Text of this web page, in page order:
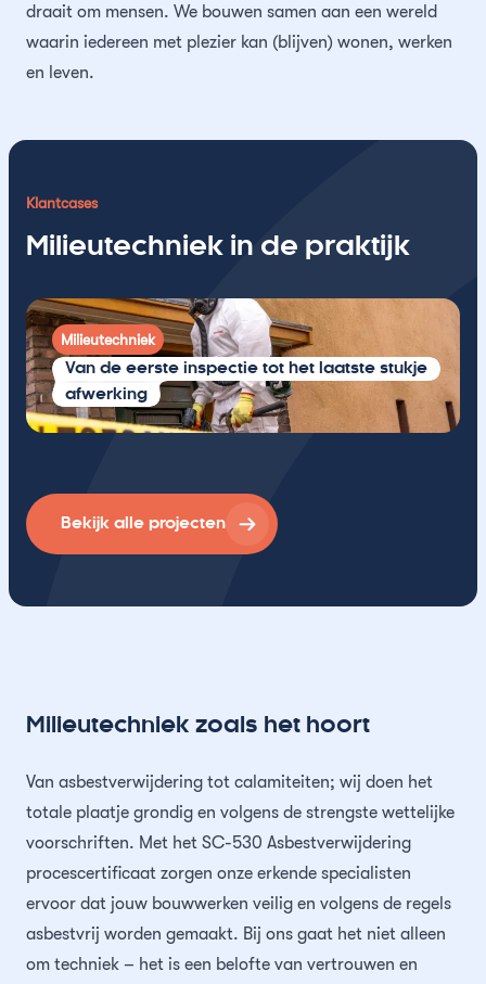
draait om mensen. We bouwen samen aan een wereld
waarin iedereen met plezier kan (blijven) wonen, werken
en leven.
Klantcases
Milieutechniek in de praktijk
Milieutechniek
Van de eerste inspectie tot het laatste stukje
afwerking
Bekijk alle projecten
Milieutechniek zoals het hoort
Van asbestverwijdering tot calamiteiten; wij doen het
totale plaatje grondig en volgens de strengste wettelijke
voorschriften. Met het SC-530 Asbestverwijdering
procescertificaat zorgen onze erkende specialisten
ervoor dat jouw bouwwerken veilig en volgens de regels
asbestvrij worden gemaakt. Bij ons gaat het niet alleen
om techniek – het is een belofte van vertrouwen en